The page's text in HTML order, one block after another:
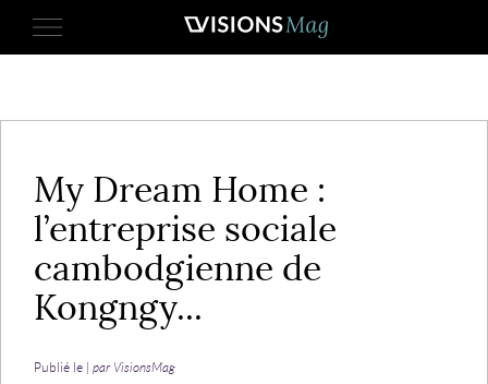
My Dream Home :
l’entreprise sociale
cambodgienne de
Kongngy...
Publié le | par VisionsMag